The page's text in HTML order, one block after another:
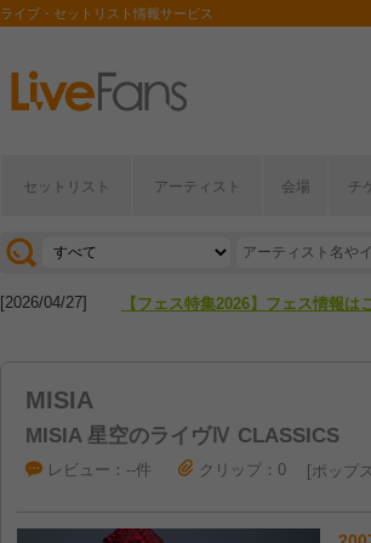
ライブ・セットリスト情報サービス
セットリスト アーティスト 会場 チ
[2026/07/28] 【ライブ動員ランキング】2026年
[2026/04/27] 【フェス特集2026】フェス情報は
MISIA
MISIA 星空のライヴⅣ CLASSICS
レビュー：--件 クリップ：0 ポップ